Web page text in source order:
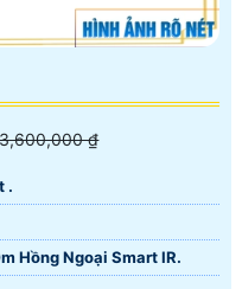
3,600,000 ₫
.
Hồng Ngoại Smart IR.